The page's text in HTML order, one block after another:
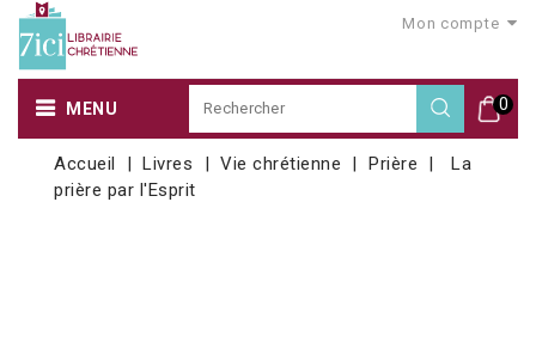
Mon compte
0
MENU
Accueil Livres Vie chrétienne Prière
La
prière par l'Esprit